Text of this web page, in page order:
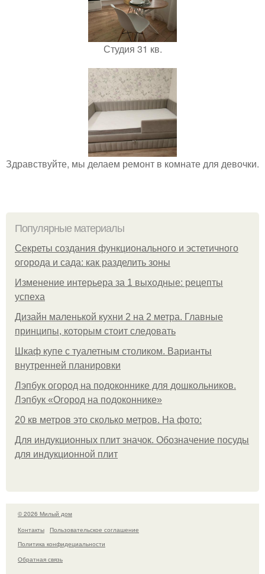
Студия 31 кв.
Здравствуйте, мы делаем ремонт в комнате для девочки.
Популярные материалы
Секреты создания функционального и эстетичного
огорода и сада: как разделить зоны
Изменение интерьера за 1 выходные: рецепты
успеха
Дизайн маленькой кухни 2 на 2 метра. Главные
принципы, которым стоит следовать
Шкаф купе с туалетным столиком. Варианты
внутренней планировки
Лэпбук огород на подоконнике для дошкольников.
Лэпбук «Огород на подоконнике»
20 кв метров это сколько метров. На фото:
Для индукционных плит значок. Обозначение посуды
для индукционной плит
© 2026 Милый дом
Контакты
Пользовательское соглашение
Политика конфидециальности
Обратная связь